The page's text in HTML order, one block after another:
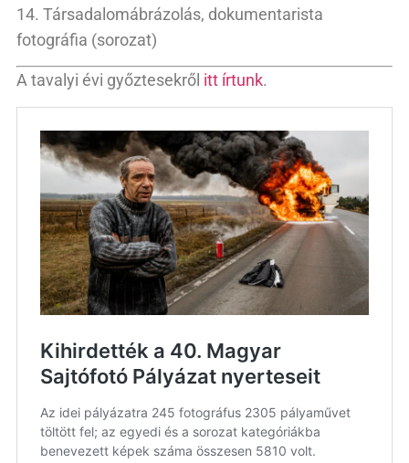
14. Társadalomábrázolás, dokumentarista
fotográfia (sorozat)
A tavalyi évi győztesekről itt írtunk.